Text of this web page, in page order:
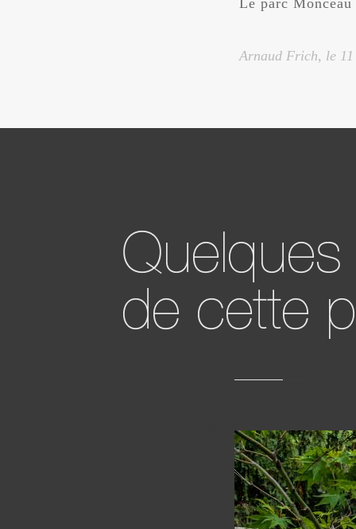
Le parc
Arnaud Frich, le